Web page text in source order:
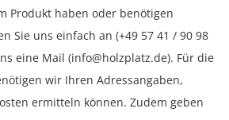
Produkt haben oder benötigen
Sie uns einfach an (+49 57 41 / 90 98
eine Mail (info@holzplatz.de). Für die
wir Ihren Adressangaben,
ermitteln können. Zudem geben